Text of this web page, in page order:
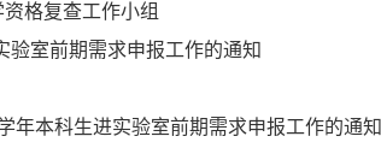
格复查工作小组
验室前期需求申报工作的通知
年本科生进实验室前期需求申报工作的通知